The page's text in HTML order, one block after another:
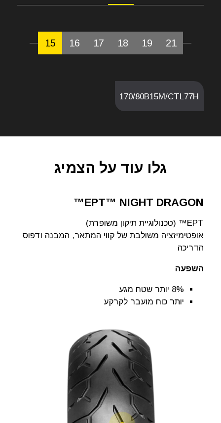
15 16 17 18 19 21
170/80B15M/CTL77H
גלו עוד על הצמיג
EPT™ NIGHT DRAGON™
EPT™ (טכנולוגיית תיקון משופרת)
אופטימיזציה משולבת של קווי המתאר, המבנה ודפוס
הדריכה
השפעה
8% יותר שטח מגע
יותר כוח מועבר לקרקע